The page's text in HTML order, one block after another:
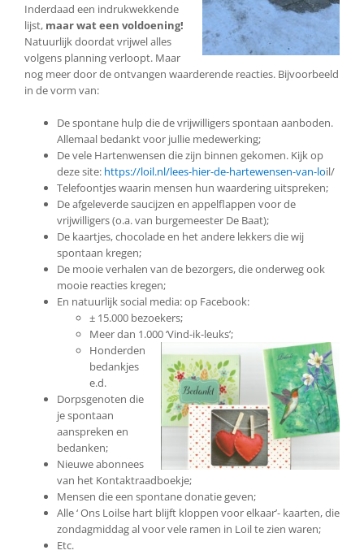
Inderdaad een indrukwekkende
lijst, maar wat een voldoening!
Natuurlijk doordat vrijwel alles
volgens planning verloopt. Maar
nog meer door de ontvangen waarderende reacties. Bijvoorbeeld
in de vorm van:
De spontane hulp die de vrijwilligers spontaan aanboden.
Allemaal bedankt voor jullie medewerking;
De vele Hartenwensen die zijn binnen gekomen. Kijk op
deze site: https://loil.nl/lees-hier-de-hartewensen-van-loil/
Telefoontjes waarin mensen hun waardering uitspreken;
De afgeleverde saucijzen en appelflappen voor de
vrijwilligers (o.a. van burgemeester De Baat);
De kaartjes, chocolade en het andere lekkers die wij
spontaan kregen;
De mooie verhalen van de bezorgers, die onderweg ook
mooie reacties kregen;
En natuurlijk social media: op Facebook:
± 15.000 bezoekers;
Meer dan 1.000 ‘Vind-ik-leuks’;
Honderden
bedankjes
e.d.
Dorpsgenoten die
je spontaan
aanspreken en
bedanken;
Nieuwe abonnees
van het Kontaktraadboekje;
Mensen die een spontane donatie geven;
Alle ‘ Ons Loilse hart blijft kloppen voor elkaar’- kaarten, die
zondagmiddag al voor vele ramen in Loil te zien waren;
Etc.